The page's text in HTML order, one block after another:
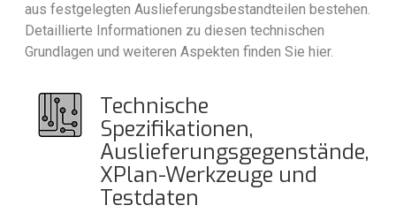
aus festgelegten Auslieferungsbestandteilen bestehen.
Detaillierte Informationen zu diesen technischen
Grundlagen und weiteren Aspekten finden Sie hier.
Technische
Spezifikationen,
Auslieferungsgegenstände,
XPlan-Werkzeuge und
Testdaten